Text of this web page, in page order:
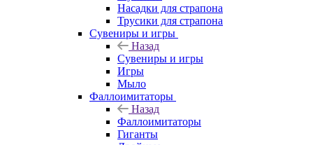
Насадки для страпона
Трусики для страпона
Сувениры и игры
Назад
Сувениры и игры
Игры
Мыло
Фаллоимитаторы
Назад
Фаллоимитаторы
Гиганты